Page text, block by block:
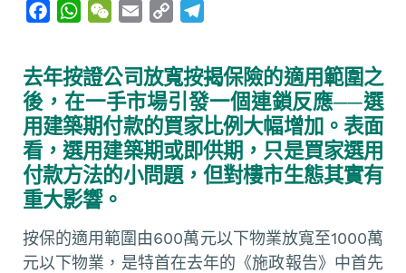
e
b
o
o
k
W
t
s
A
p
p
W
h
a
t
i
l
y
L
i
n
k
e
g
r
a
m
去年按證公司放寬按揭保險的適用範圍之
後，在一手市場引發一個連鎖反應──選
用建築期付款的買家比例大幅增加。表面
看，選用建築期或即供期，只是買家選用
付款方法的小問題，但對樓市生態其實有
重大影響。
按保的適用範圍由600萬元以下物業放寬至1000萬
元以下物業，是特首在去年的《施政報告》中首先